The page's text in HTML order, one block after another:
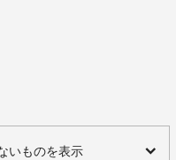
いものを表示